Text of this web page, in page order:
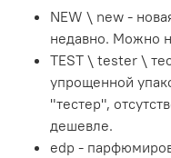
NEW \ new -
недавно. Можно
TEST \ tester \
упрощенной
"тестер",
дешевле.
edp -